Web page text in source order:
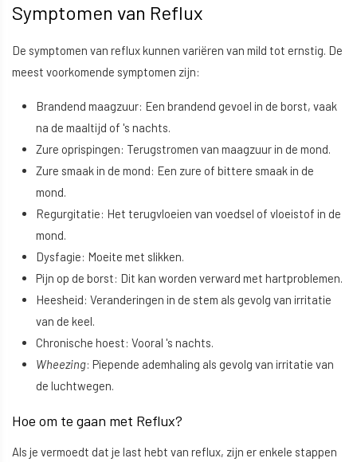
Symptomen van Reflux
De symptomen van reflux kunnen variëren van mild tot ernstig. De
meest voorkomende symptomen zijn:
Brandend maagzuur: Een brandend gevoel in de borst, vaak
na de maaltijd of 's nachts.
Zure oprispingen: Terugstromen van maagzuur in de mond.
Zure smaak in de mond: Een zure of bittere smaak in de
mond.
Regurgitatie: Het terugvloeien van voedsel of vloeistof in de
mond.
Dysfagie: Moeite met slikken.
Pijn op de borst: Dit kan worden verward met hartproblemen.
Heesheid: Veranderingen in de stem als gevolg van irritatie
van de keel.
Chronische hoest: Vooral 's nachts.
Wheezing: Piepende ademhaling als gevolg van irritatie van
de luchtwegen.
Hoe om te gaan met Reflux?
Als je vermoedt dat je last hebt van reflux, zijn er enkele stappen